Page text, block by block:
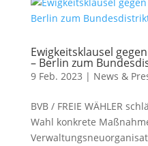
Ewigkeitsklausel
– Berlin zum
9 Feb. 2023 | News &
BVB / FREIE WÄHLER
Wahl konkrete